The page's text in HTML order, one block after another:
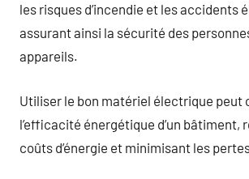
les risques d’incendie et les accidents
assurant ainsi la sécurité des
appareils.
Utiliser le bon matériel électrique peut
l’efficacité énergétique d’un bâtiment,
coûts d’énergie et minimisant les